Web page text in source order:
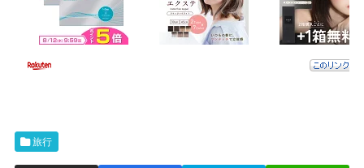
旅行